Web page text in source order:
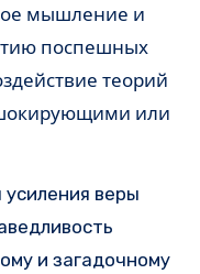
мышление и
поспешных
теорий
шокирующими или
усиления веры
и загадочному